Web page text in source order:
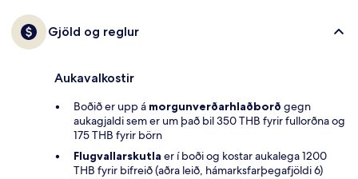
Gjöld og reglur
Aukavalkostir
Boðið er upp á morgunverðarhlaðborð gegn
aukagjaldi sem er um það bil 350 THB fyrir fullorðna og
175 THB fyrir börn
Flugvallarskutla er í boði og kostar aukalega 1200
THB fyrir bifreið (aðra leið, hámarksfarþegafjöldi 6)